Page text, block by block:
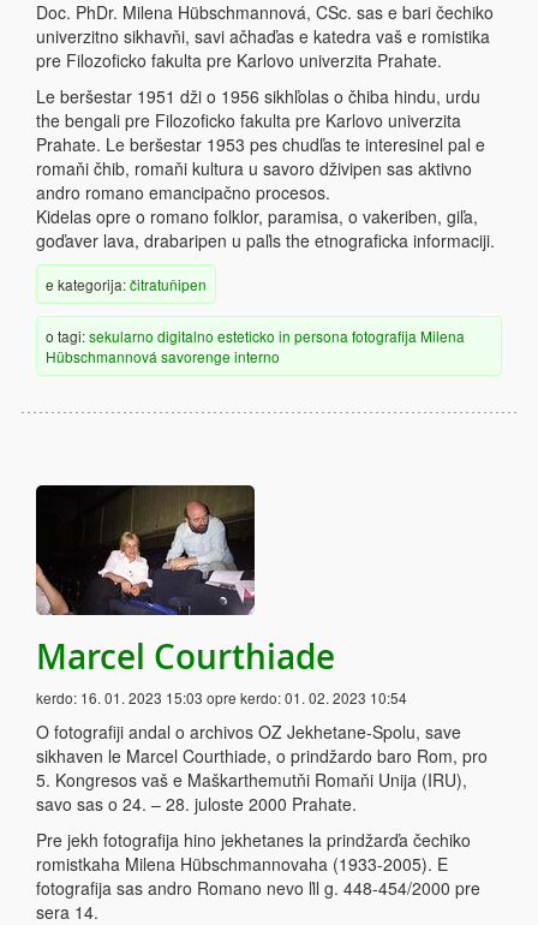
Doc. PhDr. Milena Hübschmannová, CSc. sas e bari čechiko
univerzitno sikhavňi, savi ačhaďas e katedra vaš e romistika
pre Filozoficko fakulta pre Karlovo univerzita Prahate.
Le beršestar 1951 dži o 1956 sikhľolas o čhiba hindu, urdu
the bengali pre Filozoficko fakulta pre Karlovo univerzita
Prahate. Le beršestar 1953 pes chudľas te interesinel pal e
romaňi čhib, romaňi kultura u savoro dživipen sas aktivno
andro romano emancipačno procesos.
Kidelas opre o romano folklor, paramisa, o vakeriben, giľa,
goďaver lava, drabaripen u paľis the etnograficka informaciji.
e kategorija:čitratuňipen
o tagi:sekularno digitalno esteticko in persona fotografija Milena
Hübschmannová savorenge interno
Marcel Courthiade
kerdo: 16. 01. 2023 15:03 opre kerdo:01. 02. 2023 10:54
O fotografiji andal o archivos OZ Jekhetane-Spolu, save
sikhaven le Marcel Courthiade, o prindžardo baro Rom, pro
5. Kongresos vaš e Maškarthemutňi Romaňi Unija (IRU),
savo sas o 24. – 28. juloste 2000 Prahate.
Pre jekh fotografija hino jekhetanes la prindžarďa čechiko
romistkaha Milena Hübschmannovaha (1933-2005). E
fotografija sas andro Romano nevo ľil g. 448-454/2000 pre
sera 14.